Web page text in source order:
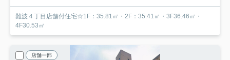
難波４丁目店舗付住宅☆1F：35.81㎡・2F：35.41㎡・3F36.46㎡・
4F30.53㎡
店舗一部